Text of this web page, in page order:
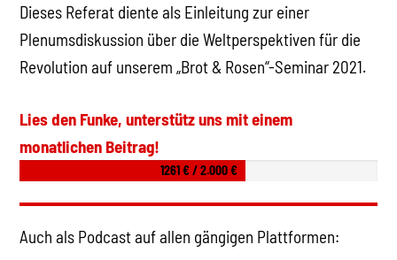
Dieses Referat diente als Einleitung zur einer
Plenumsdiskussion über die Weltperspektiven für die
Revolution auf unserem „Brot & Rosen“-Seminar 2021.
Lies den Funke, unterstütz uns mit einem
monatlichen Beitrag!
1261 € / 2.000 €
Auch als Podcast auf allen gängigen Plattformen: